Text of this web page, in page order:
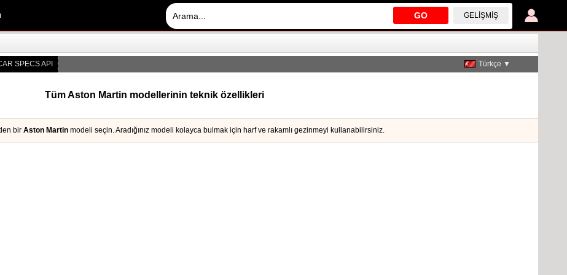
GO GELIŞMIŞ
SPECS API Türkçe ▼
Tüm Aston Martin modellerinin teknik özellikleri
bir Aston Martin modeli seçin. Aradığınız modeli kolayca bulmak için harf ve rakamlı gezinmeyi kullanabilirsiniz.